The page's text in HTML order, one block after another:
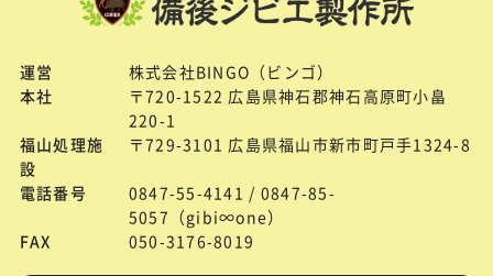
運営
株式会社BINGO（ビンゴ）
本社
〒720-1522 広島県神石郡神石高原町小畠
220-1
福山処理施
設
〒729-3101 広島県福山市新市町戸手1324-8
電話番号
0847-55-4141 / 0847-85-
5057（gibi∞one）
FAX
050-3176-8019